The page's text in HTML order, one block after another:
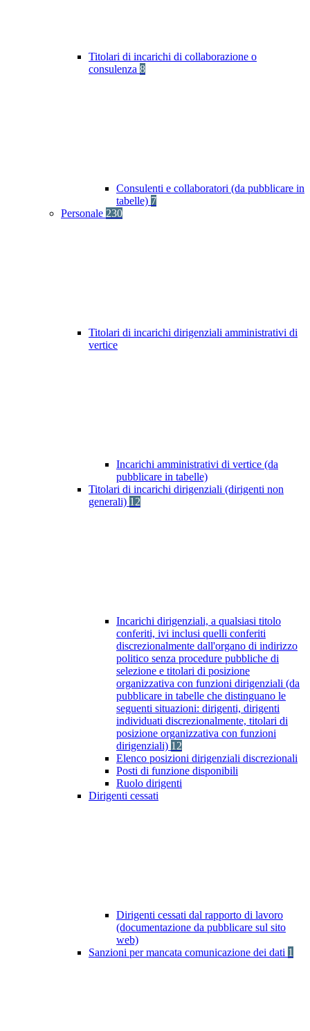
Titolari di incarichi di collaborazione o
consulenza 8
Consulenti e collaboratori (da pubblicare in
tabelle) 7
Personale 230
Titolari di incarichi dirigenziali amministrativi di
vertice
Incarichi amministrativi di vertice (da
pubblicare in tabelle)
Titolari di incarichi dirigenziali (dirigenti non
generali) 12
Incarichi dirigenziali, a qualsiasi titolo
conferiti, ivi inclusi quelli conferiti
discrezionalmente dall'organo di indirizzo
politico senza procedure pubbliche di
selezione e titolari di posizione
organizzativa con funzioni dirigenziali (da
pubblicare in tabelle che distinguano le
seguenti situazioni: dirigenti, dirigenti
individuati discrezionalmente, titolari di
posizione organizzativa con funzioni
dirigenziali) 12
Elenco posizioni dirigenziali discrezionali
Posti di funzione disponibili
Ruolo dirigenti
Dirigenti cessati
Dirigenti cessati dal rapporto di lavoro
(documentazione da pubblicare sul sito
web)
Sanzioni per mancata comunicazione dei dati 1